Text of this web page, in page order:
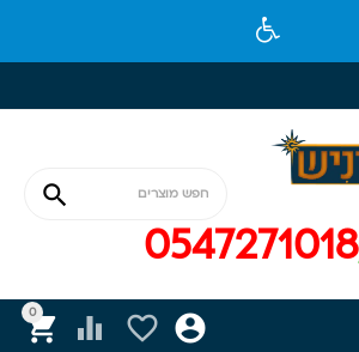
0547271018
0
 
 
